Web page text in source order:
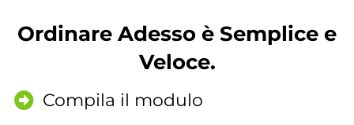
Ordinare Adesso è Semplice e
Veloce.
Compila il modulo